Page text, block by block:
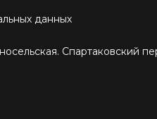
данных
Спартаковский